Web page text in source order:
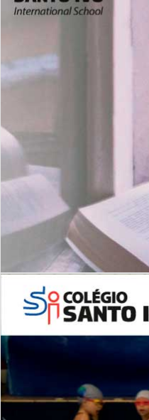
Leituras Literárias
Com
6º AO 9º
Inglês:
Entre